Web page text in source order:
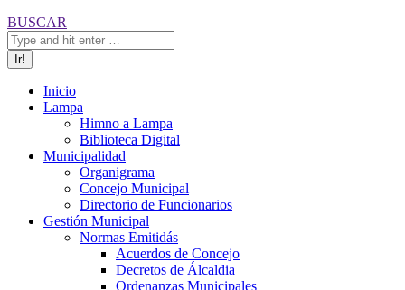
Buscar:
BUSCAR
Inicio
Lampa
Himno a Lampa
Biblioteca Digital
Municipalidad
Organigrama
Concejo Municipal
Directorio de Funcionarios
Gestión Municipal
Normas Emitidás
Acuerdos de Concejo
Decretos de Álcaldia
Ordenanzas Municipales